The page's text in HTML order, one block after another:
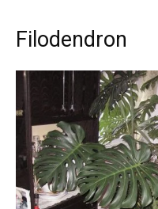
Filodendron